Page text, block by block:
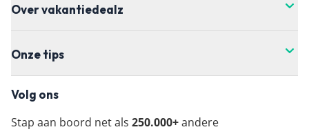
Over vakantiedealz
Onze tips
Volg ons
Stap aan boord net als 250.000+andere